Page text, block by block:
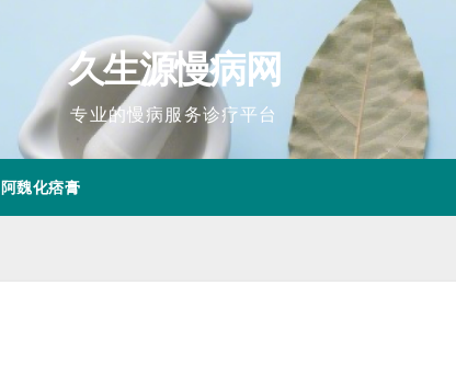
久生源慢病网
专业的慢病服务诊疗平台
阿魏化痞膏